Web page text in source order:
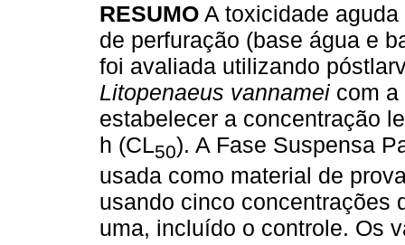
RESUMO A toxicidade
de perfuração (base água e
foi avaliada utilizando
Litopenaeus vannamei com
estabelecer a concentração
h (CL50). A Fase Suspensa
usada como material de
usando cinco concentrações
uma, incluído o controle. Os